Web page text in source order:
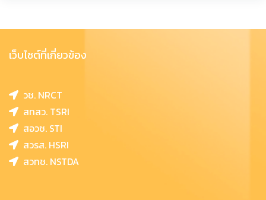
เว็บไซต์ที่เกี่ยวข้อง
วช. NRCT
สทสว. TSRI
สอวช. STI
สวรส. HSRI
สวทช. NSTDA